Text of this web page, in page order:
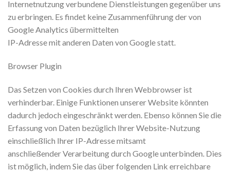
Internetnutzung verbundene Dienstleistungen gegenüber uns
zu erbringen. Es findet keine Zusammenführung der von
Google Analytics übermittelten
IP-Adresse mit anderen Daten von Google statt.
Browser Plugin
Das Setzen von Cookies durch Ihren Webbrowser ist
verhinderbar. Einige Funktionen unserer Website könnten
dadurch jedoch eingeschränkt werden. Ebenso können Sie die
Erfassung von Daten bezüglich Ihrer Website-Nutzung
einschließlich Ihrer IP-Adresse mitsamt
anschließender Verarbeitung durch Google unterbinden. Dies
ist möglich, indem Sie das über folgenden Link erreichbare